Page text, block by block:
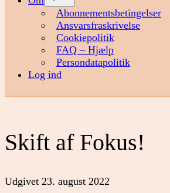
menu
Abonnementsbetingelser
Ansvarsfraskrivelse
Cookiepolitik
FAQ – Hjælp
Persondatapolitik
Log ind
Skift af Fokus!
Udgivet 23. august 2022